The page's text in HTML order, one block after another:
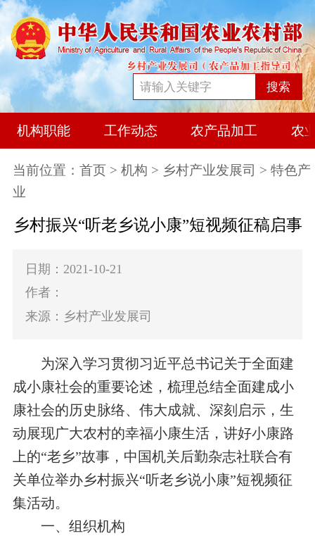
搜索
机构职能 工作动态 农产品加工 农
当前位置： 首页 > 机构 > 乡村产业发展司 > 特色产
业
乡村振兴“听老乡说小康”短视频征稿启事
日期：2021-10-21
作者：
来源：乡村产业发展司
为深入学习贯彻习近平总书记关于全面建
成小康社会的重要论述，梳理总结全面建成小
康社会的历史脉络、伟大成就、深刻启示，生
动展现广大农村的幸福小康生活，讲好小康路
上的“老乡”故事，中国机关后勤杂志社联合有
关单位举办乡村振兴“听老乡说小康”短视频征
集活动。
一、组织机构